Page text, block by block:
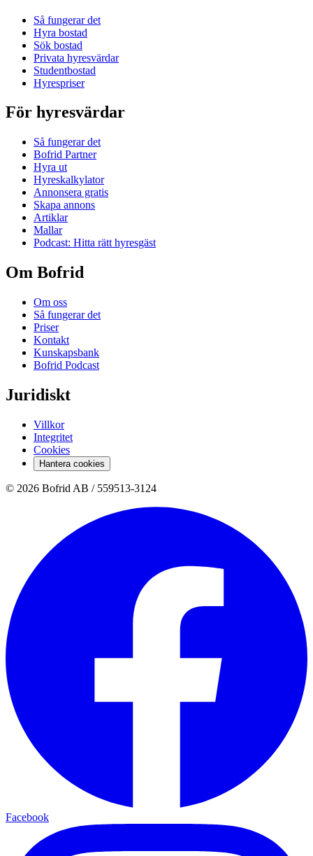
Så fungerar det
Hyra bostad
Sök bostad
Privata hyresvärdar
Studentbostad
Hyrespriser
För hyresvärdar
Så fungerar det
Bofrid Partner
Hyra ut
Hyreskalkylator
Annonsera gratis
Skapa annons
Artiklar
Mallar
Podcast: Hitta rätt hyresgäst
Om Bofrid
Om oss
Så fungerar det
Priser
Kontakt
Kunskapsbank
Bofrid Podcast
Juridiskt
Villkor
Integritet
Cookies
Hantera cookies
© 2026 Bofrid AB / 559513-3124
Facebook